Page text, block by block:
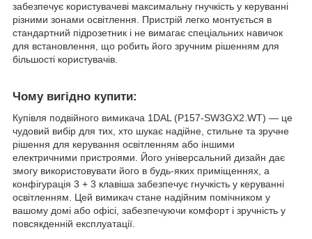
забезпечує користувачеві максимальну гнучкість у керуванні
різними зонами освітлення. Пристрій легко монтується в
стандартний підрозетник і не вимагає спеціальних навичок
для встановлення, що робить його зручним рішенням для
більшості користувачів.
Чому вигідно купити:
Купівля подвійного вимикача 1DAL (P157-SW3GX2.WT) — це
чудовий вибір для тих, хто шукає надійне, стильне та зручне
рішення для керування освітленням або іншими
електричними пристроями. Його універсальний дизайн дає
змогу використовувати його в будь-яких приміщеннях, а
конфігурація 3 + 3 клавіша забезпечує гнучкість у керуванні
освітленням. Цей вимикач стане надійним помічником у
вашому домі або офісі, забезпечуючи комфорт і зручність у
повсякденній експлуатації.